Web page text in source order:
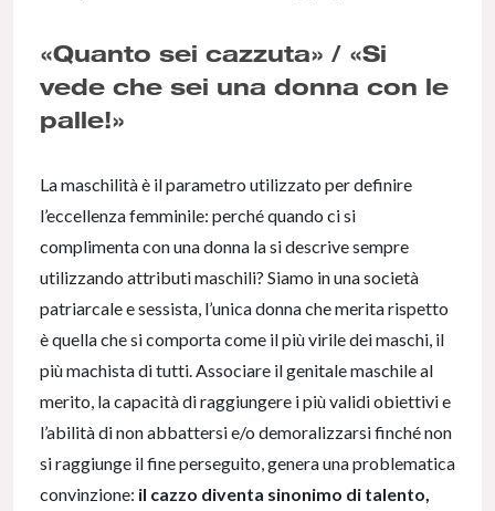
«Quanto sei cazzuta» / «Si
vede che sei una donna con le
palle!»
La maschilità è il parametro utilizzato per definire
l’eccellenza femminile: perché quando ci si
complimenta con una donna la si descrive sempre
utilizzando attributi maschili? Siamo in una società
patriarcale e sessista, l’unica donna che merita rispetto
è quella che si comporta come il più virile dei maschi, il
più machista di tutti. Associare il genitale maschile al
merito, la capacità di raggiungere i più validi obiettivi e
l’abilità di non abbattersi e/o demoralizzarsi finché non
si raggiunge il fine perseguito, genera una problematica
convinzione: il cazzo diventa sinonimo di talento,